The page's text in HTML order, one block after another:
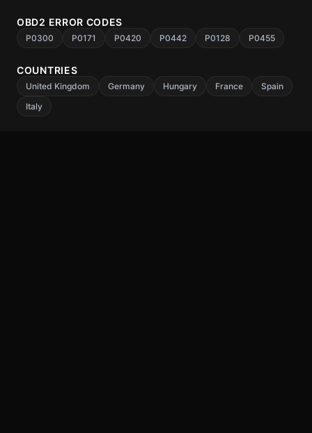
OBD2 ERROR CODES
P0300 P0171 P0420 P0442 P0128 P0455
COUNTRIES
United Kingdom Germany Hungary France
Spain
Italy